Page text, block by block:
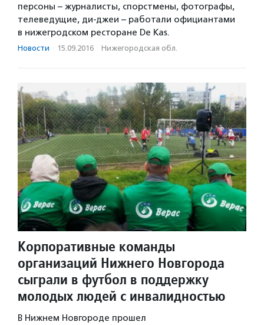
персоны – журналисты, спорстмены, фотографы,
телеведущие, ди-джеи – работали официантами
в нижегродском ресторане De Kas.
Новости · 15.09.2016 · Нижегородская обл.
Корпоративные команды
организаций Нижнего Новгорода
сыграли в футбол в поддержку
молодых людей с инвалидностью
В Нижнем Новгороде прошел